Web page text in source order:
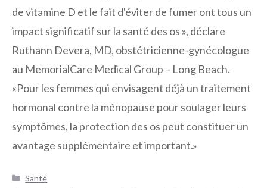
de vitamine D et le fait d'éviter de fumer ont tous un
impact significatif sur la santé des os », déclare
Ruthann Devera, MD, obstétricienne-gynécologue
au MemorialCare Medical Group – Long Beach.
«Pour les femmes qui envisagent déjà un traitement
hormonal contre la ménopause pour soulager leurs
symptômes, la protection des os peut constituer un
avantage supplémentaire et important.»
Catégories
Santé